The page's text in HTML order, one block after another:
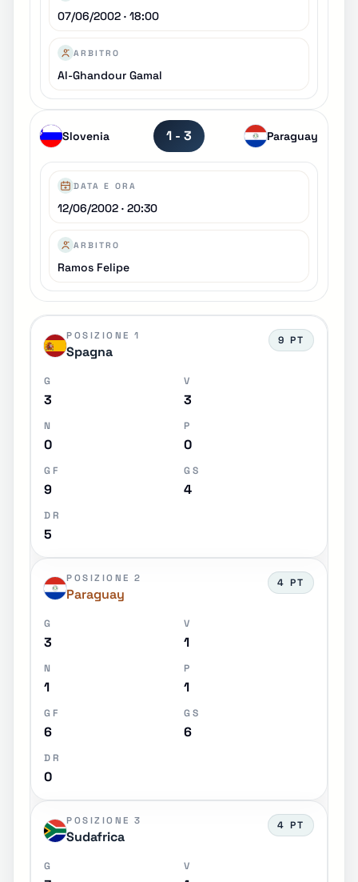
07/06/2002 · 18:00
ARBITRO
Al-Ghandour Gamal
Slovenia 1 - 3 Paraguay
DATA E ORA
12/06/2002 · 20:30
ARBITRO
Ramos Felipe
POSIZIONE 1
Spagna
9 PT
G
3
V
3
N
0
P
0
GF
9
GS
4
DR
5
POSIZIONE 2
Paraguay
4 PT
G
3
V
1
N
1
P
1
GF
6
GS
6
DR
0
POSIZIONE 3
Sudafrica
4 PT
G V